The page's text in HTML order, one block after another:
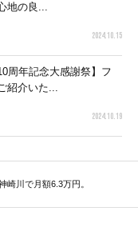
地の良...
2024.10.15
周年記念大感謝祭】フ
紹介いた...
2024.10.19
崎川で月額6.3万円。